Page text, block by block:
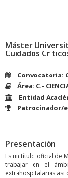
Máster
Cuidados
Convocatoria:
Área: C.-
Entidad
Patrocinador/
Presentación
Es un título oficial de
trabajar en el
extrahospitalarias asi